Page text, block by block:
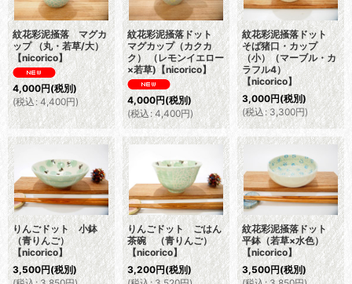
紋花彩泥掻落 マグカ
ップ （丸・若草/大）
【nicorico】
4,000円(税別)
(税込: 4,400円)
紋花彩泥掻落ドット
マグカップ（カクカ
ク） （レモンイエロー
×若草)【nicorico】
4,000円(税別)
(税込: 4,400円)
紋花彩泥掻落ドット
そば猪口・カップ
（小）（マーブル・カ
ラフル4）
【nicorico】
3,000円(税別)
(税込: 3,300円)
りんごドット 小鉢
（青りんご）
【nicorico】
3,500円(税別)
りんごドット ごはん
茶碗 （青りんご）
【nicorico】
3,200円(税別)
紋花彩泥掻落ドット
平鉢（若草×水色）
【nicorico】
3,500円(税別)